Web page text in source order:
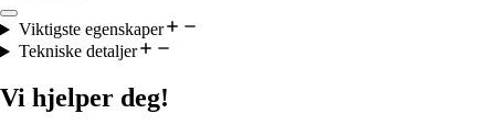
Viktigste egenskaper
Tekniske detaljer
Vi hjelper deg!